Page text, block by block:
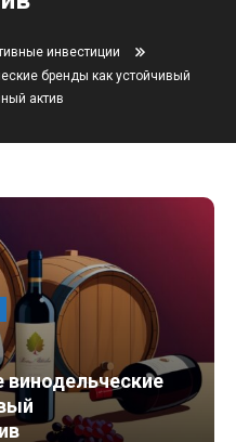
инвестиции
бренды как устойчивый
актив
винодельческие